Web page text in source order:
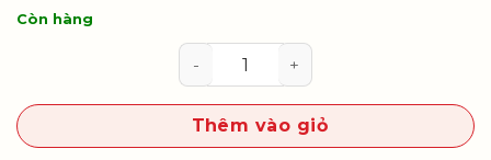
Còn hàng
Đạo Đức 1 (Bộ SGK thống nhất)
Thêm vào giỏ